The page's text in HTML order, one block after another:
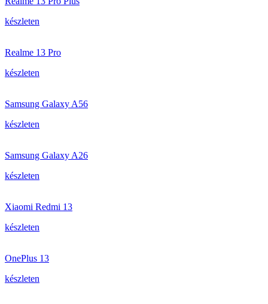
készleten
Realme 13 Pro
készleten
Samsung Galaxy A56
készleten
Samsung Galaxy A26
készleten
Xiaomi Redmi 13
készleten
OnePlus 13
készleten